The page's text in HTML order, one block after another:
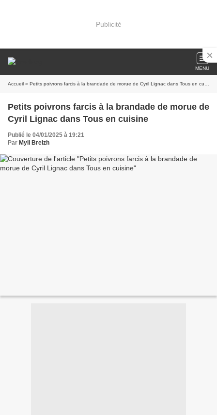
Publicité
MENU
Accueil » Petits poivrons farcis à la brandade de morue de Cyril Lignac dans Tous en cuisine
Petits poivrons farcis à la brandade de morue de
Cyril Lignac dans Tous en cuisine
Publié le 04/01/2025 à 19:21
Par Myli Breizh